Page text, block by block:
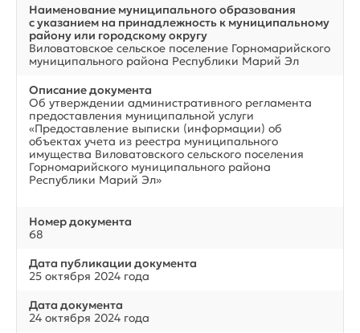
Наименование муниципального образования
с указанием на принадлежность к муниципальному
району или городскому округу
Виловатовское сельское поселение Горномарийского
муниципального района Республики Марий Эл
Описание документа
Об утверждении административного регламента
предоставления муниципальной услуги
«Предоставление выписки (информации) об
объектах учета из реестра муниципального
имущества Виловатовского сельского поселения
Горномарийского муниципального района
Республики Марий Эл»
Номер документа
68
Дата публикации документа
25 октября 2024 года
Дата документа
24 октября 2024 года